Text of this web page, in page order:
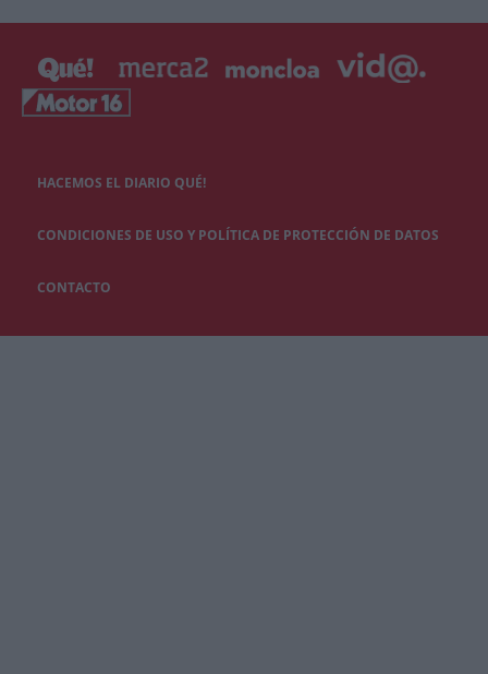
HACEMOS EL DIARIO QUÉ!
CONDICIONES DE USO Y POLÍTICA DE PROTECCIÓN DE DATOS
CONTACTO